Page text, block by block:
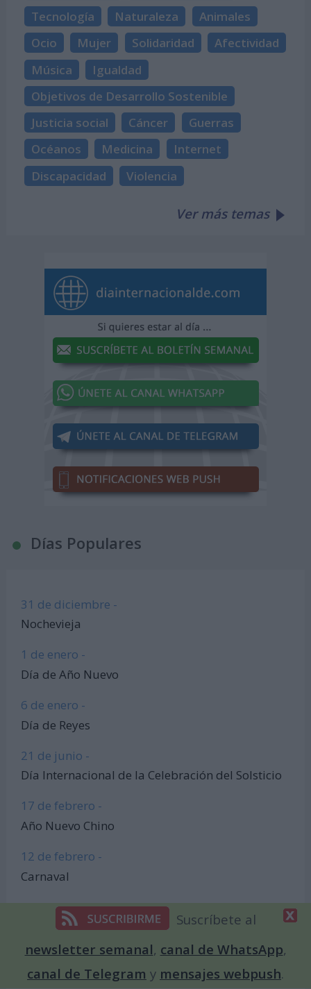
Tecnología
Naturaleza
Animales
Ocio
Mujer Solidaridad
Afectividad
Música
Igualdad
Objetivos de Desarrollo Sostenible
Justicia social
Cáncer
Guerras
Océanos
Medicina
Internet
Discapacidad
Violencia
Ver más temas
Días Populares
31 de diciembre -
Nochevieja
1 de enero -
Día de Año Nuevo
6 de enero -
Día de Reyes
21 de junio -
Día Internacional de la Celebración del Solsticio
17 de febrero -
Año Nuevo Chino
12 de febrero -
Carnaval
Articulos de Interés
Suscríbete al
newsletter semanal, canal de WhatsApp,
canal de Telegram y mensajes webpush.